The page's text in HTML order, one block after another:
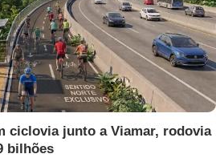
ciclovia junto a Viamar, rodovia
bilhões